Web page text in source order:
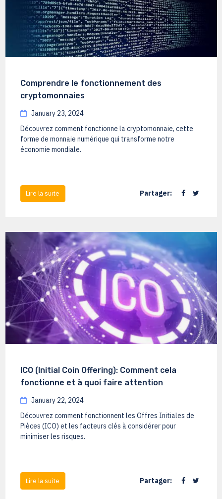
Comprendre le fonctionnement des
cryptomonnaies
January 23, 2024
Découvrez comment fonctionne la cryptomonnaie, cette
forme de monnaie numérique qui transforme notre
économie mondiale.
Lire la suite Partager:
ICO (Initial Coin Offering): Comment cela
fonctionne et à quoi faire attention
January 22, 2024
Découvrez comment fonctionnent les Offres Initiales de
Pièces (ICO) et les facteurs clés à considérer pour
minimiser les risques.
Lire la suite Partager: